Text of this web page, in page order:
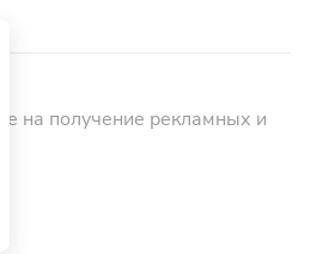
на получение рекламных и